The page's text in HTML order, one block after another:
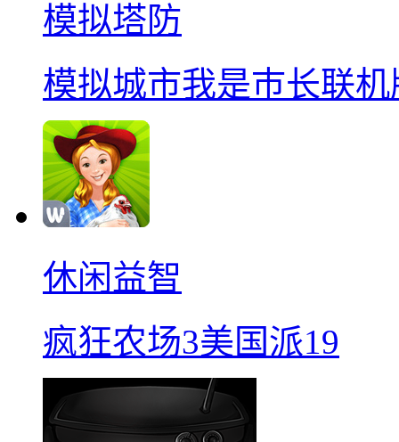
模拟塔防
模拟城市我是巿长联机
休闲益智
疯狂农场3美国派19